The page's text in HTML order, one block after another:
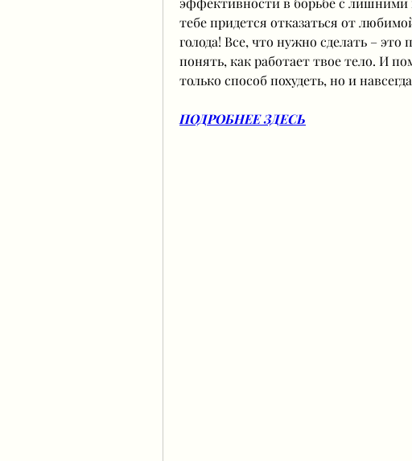
тебе придется отказаться от
голода! Все, что нужно сделать –
понять, как работает твое тело. И
только способ похудеть, но и
ПОДРОБНЕЕ ЗДЕСЬ